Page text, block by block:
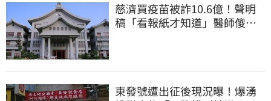
慈濟買疫苗被詐10.6億！聲明
稿「看報紙才知道」醫師傻
東發號遭出征後現況曝！爆湧